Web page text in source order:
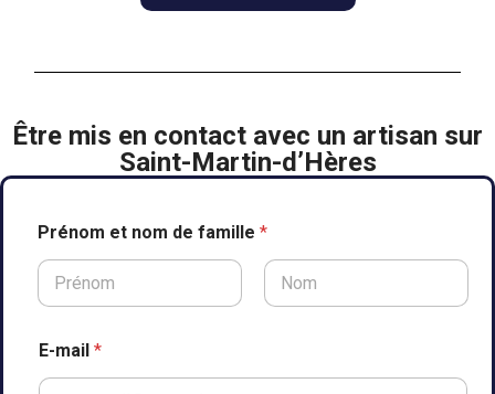
Être mis en contact avec un artisan sur
Saint-Martin-d’Hères
Prénom et nom de famille *
E-mail *